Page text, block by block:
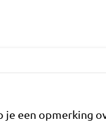
je een opmerking